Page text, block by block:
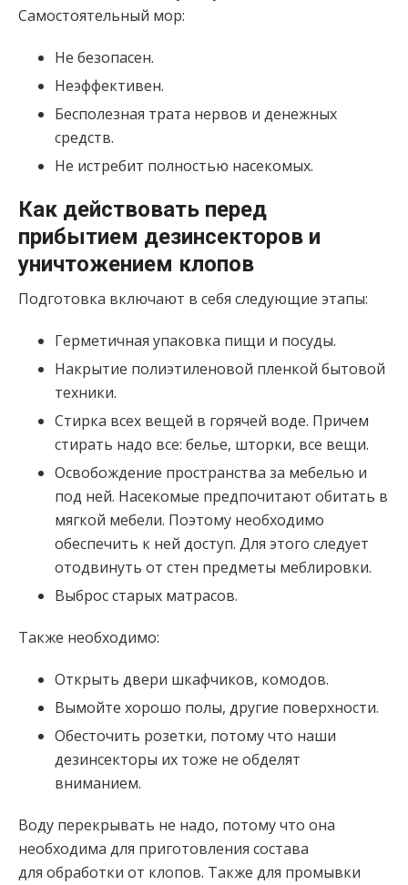
Самостоятельный мор:
Не безопасен.
Неэффективен.
Бесполезная трата нервов и денежных
средств.
Не истребит полностью насекомых.
Как действовать перед
прибытием дезинсекторов и
уничтожением клопов
Подготовка включают в себя следующие этапы:
Герметичная упаковка пищи и посуды.
Накрытие полиэтиленовой пленкой бытовой
техники.
Стирка всех вещей в горячей воде. Причем
стирать надо все: белье, шторки, все вещи.
Освобождение пространства за мебелью и
под ней. Насекомые предпочитают обитать в
мягкой мебели. Поэтому необходимо
обеспечить к ней доступ. Для этого следует
отодвинуть от стен предметы меблировки.
Выброс старых матрасов.
Также необходимо:
Открыть двери шкафчиков, комодов.
Вымойте хорошо полы, другие поверхности.
Обесточить розетки, потому что наши
дезинсекторы их тоже не обделят
вниманием.
Воду перекрывать не надо, потому что она
необходима для приготовления состава
для обработки от клопов. Также для промывки